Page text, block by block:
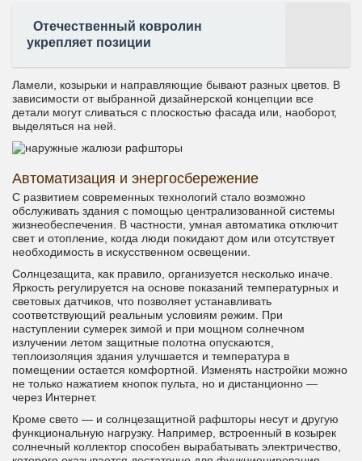
Отечественный ковролин
укрепляет позиции
Ламели, козырьки и направляющие бывают разных цветов. В
зависимости от выбранной дизайнерской концепции все
детали могут сливаться с плоскостью фасада или, наоборот,
выделяться на ней.
Автоматизация и энергосбережение
С развитием современных технологий стало возможно
обслуживать здания с помощью централизованной системы
жизнеобеспечения. В частности, умная автоматика отключит
свет и отопление, когда люди покидают дом или отсутствует
необходимость в искусственном освещении.
Солнцезащита, как правило, организуется несколько иначе.
Яркость регулируется на основе показаний температурных и
световых датчиков, что позволяет устанавливать
соответствующий реальным условиям режим. При
наступлении сумерек зимой и при мощном солнечном
излучении летом защитные полотна опускаются,
теплоизоляция здания улучшается и температура в
помещении остается комфортной. Изменять настройки можно
не только нажатием кнопок пульта, но и дистанционно —
через Интернет.
Кроме свето — и солнцезащитной рафшторы несут и другую
функциональную нагрузку. Например, встроенный в козырек
солнечный коллектор способен вырабатывать электричество,